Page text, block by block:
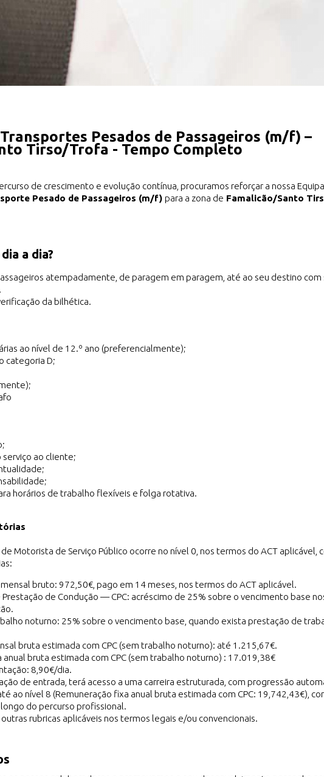
Pesados de Passageiros (m/f) –
Tirso/Trofa - Tempo Completo
de crescimento e evolução contínua, procuramos reforçar a nossa
Pesado de Passageiros (m/f)para a zona de Famalicão/Santo
a dia?
atempadamente, de paragem em paragem, até ao seu destino com
da bilhética.
ao nível de 12.º ano (preferencialmente);
categoria D;
serviço ao cliente;
horários de trabalho flexíveis e folga rotativa.
Motorista de Serviço Público ocorre no nível 0, nos termos do ACT aplicável,
bruto: 972,50€, pago em 14 meses, nos termos do ACT aplicável.
de Condução — CPC: acréscimo de 25% sobre o vencimento base
noturno: 25% sobre o vencimento base, quando exista prestação de
bruta estimada com CPC (sem trabalho noturno): até 1.215,67€.
anual bruta estimada com CPC (sem trabalho noturno) : 17.019,38€
8,90€/dia.
de entrada, terá acesso a uma carreira estruturada, com progressão
ao nível 8 (Remuneração fixa anual bruta estimada com CPC: 19,742,43€),
do percurso profissional.
rubricas aplicáveis nos termos legais e/ou convencionais.